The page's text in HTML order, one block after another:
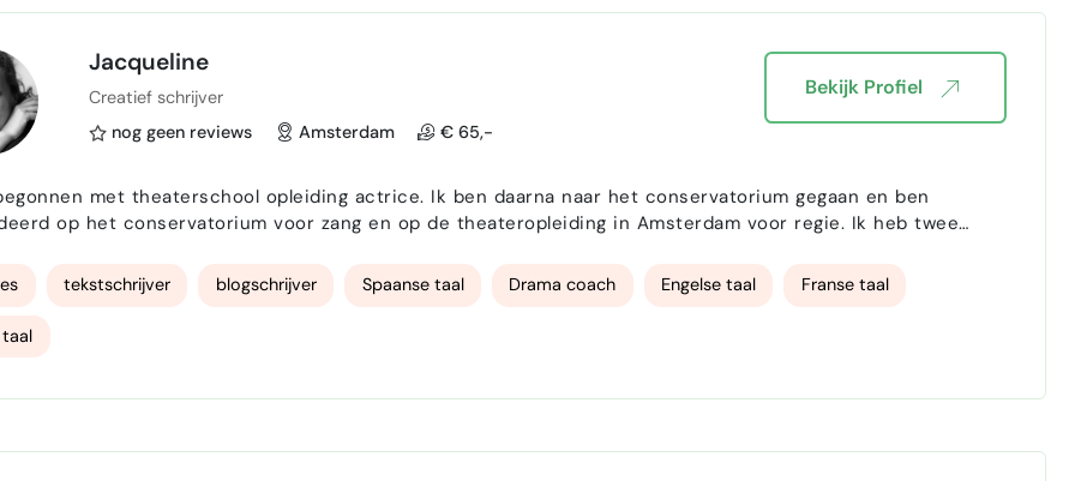
Jacqueline
Creatief schrijver
nog geen reviews
Amsterdam € 65,-
met theaterschool opleiding actrice. Ik ben daarna naar het conservatorium gegaan en ben
op het conservatorium voor zang en op de theateropleiding in Amsterdam voor regie. Ik heb twee
in dialoog iets heel direct is, ook een kader geeft omdat het spre…
tekstschrijver blogschrijver Spaanse taal Drama coach Engelse taal Franse taal
Bekijk Profiel